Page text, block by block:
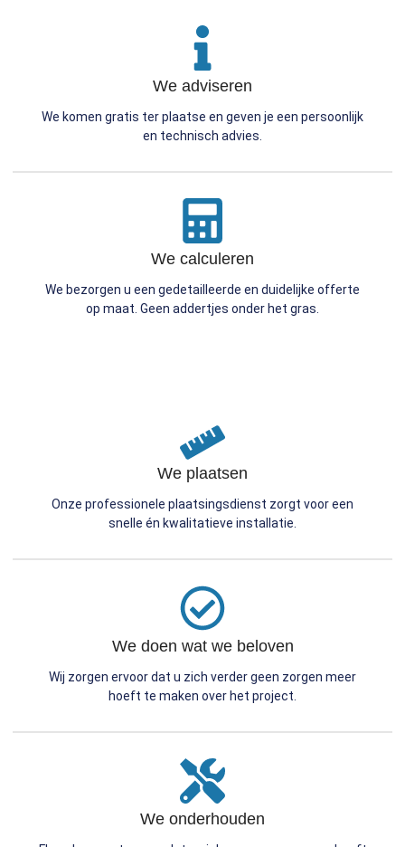
We adviseren
We komen gratis ter plaatse en geven je een persoonlijk
en technisch advies.
We calculeren
We bezorgen u een gedetailleerde en duidelijke offerte
op maat. Geen addertjes onder het gras.
We plaatsen
Onze professionele plaatsingsdienst zorgt voor een
snelle én kwalitatieve installatie.
We doen wat we beloven
Wij zorgen ervoor dat u zich verder geen zorgen meer
hoeft te maken over het project.
We onderhouden